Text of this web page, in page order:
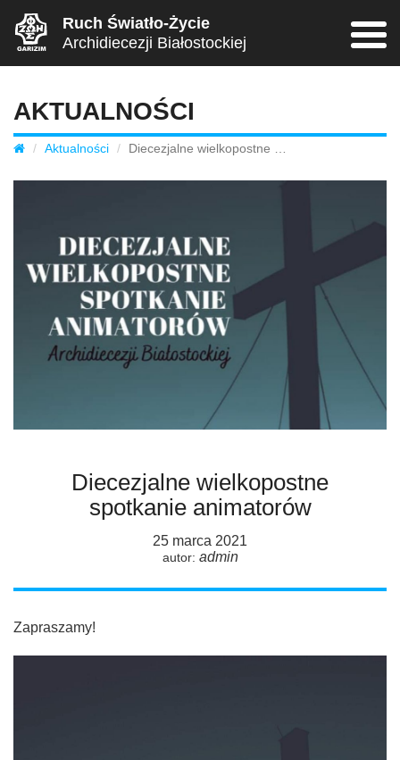
Ruch Światło-Życie
Archidiecezji Białostockiej
AKTUALNOŚCI
Diecezjalne
Aktualności Diecezjalne wielkopostne spotkanie animatorów
Diecezjalne wielkopostne
spotkanie animatorów
25 marca 2021
autor: admin
Zapraszamy!